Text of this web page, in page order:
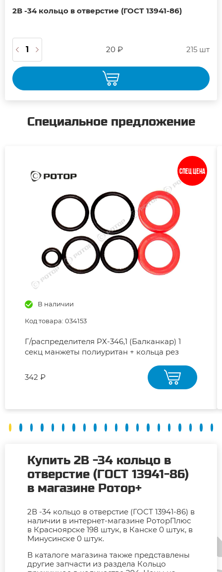
2В -34 кольцо в отверстие (ГОСТ 13941-86)
20 ₽ 215 шт
Специальное предложение
Спец цена
В наличии
Код товара: 034153
Г/распределителя РХ-346,1 (Балканкар) 1
секц манжеты полиуритан + кольца рез
342 ₽
Купить 2В -34 кольцо в
отверстие (ГОСТ 13941-86)
в магазине Ротор+
2В -34 кольцо в отверстие (ГОСТ 13941-86) в
наличии в интернет-магазине РоторПлюс
в Красноярске 198 штук, в Канске 0 штук, в
Минусинске 0 штук.
В каталоге магазина также представлены
другие запчасти из раздела Кольцо